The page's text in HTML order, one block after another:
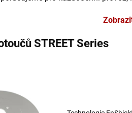
STREET Series